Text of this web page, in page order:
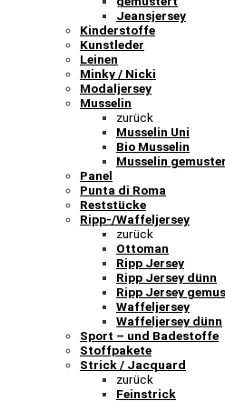
Jeansjersey
Kinderstoffe
Kunstleder
Leinen
Minky / Nicki
Modaljersey
Musselin
zurück
Musselin Uni
Bio Musselin
Musselin
Panel
Punta di Roma
Reststücke
Ripp-/Waffeljersey
zurück
Ottoman
Ripp Jersey
Ripp Jersey dünn
Ripp Jersey
Waffeljersey
Waffeljersey dünn
Sport – und Badestoffe
Stoffpakete
Strick / Jacquard
zurück
Feinstrick